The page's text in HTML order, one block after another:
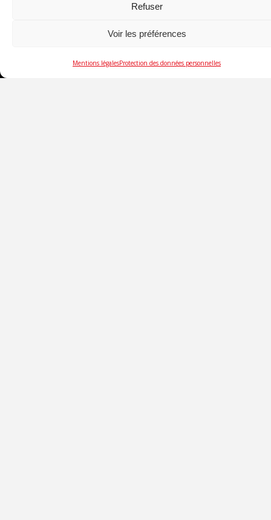
Refuser
Voir les préférences
Mentions légalesProtection des données personnelles